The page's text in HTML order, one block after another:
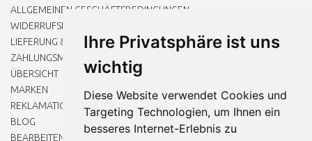
Ihre Privatsphäre ist uns
wichtig
Diese Website verwendet Cookies und
Targeting Technologien, um Ihnen ein
besseres Internet-Erlebnis zu
ALLGEMEINEN GESCHÄFTSBEDINGUNGEN
WIDERRUFSRECHT
LIEFERUNG & ZAHLUNG
ZAHLUNGSMETHODEN
ÜBERSICHT
MARKEN
REKLAMATIONEN UND RETOUREN
BLOG
BEARBEITEN SIE MEINE COOKIE-EINSTELLUNGEN